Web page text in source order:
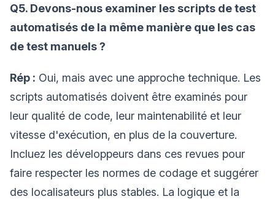
Q5. Devons-nous examiner les scripts de test
automatisés de la même manière que les cas
de test manuels ?
Rép : Oui, mais avec une approche technique. Les
scripts automatisés doivent être examinés pour
leur qualité de code, leur maintenabilité et leur
vitesse d'exécution, en plus de la couverture.
Incluez les développeurs dans ces revues pour
faire respecter les normes de codage et suggérer
des localisateurs plus stables. La logique et la